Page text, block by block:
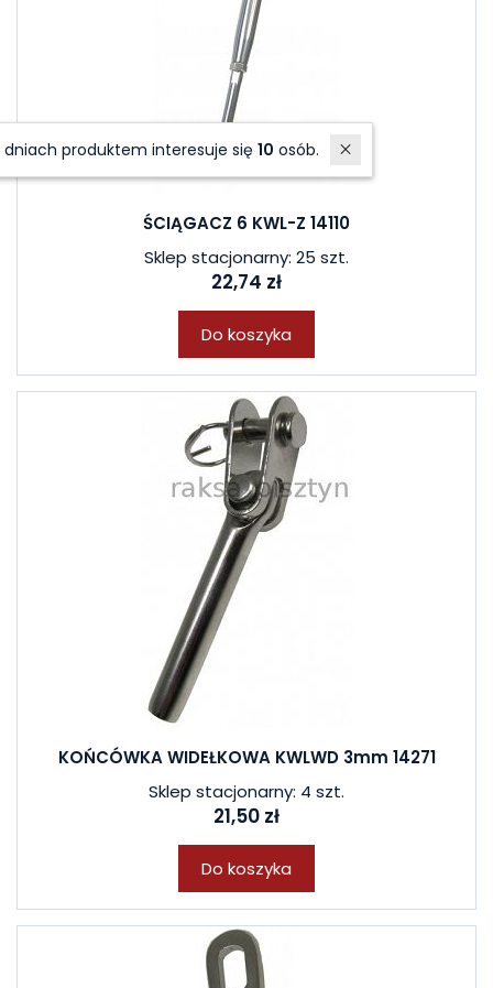
ŚCIĄGACZ 6 KWL-Z 14110
Sklep stacjonarny: 25 szt.
22,74 zł
Do koszyka
KOŃCÓWKA WIDEŁKOWA KWLWD 3mm 14271
Sklep stacjonarny: 4 szt.
21,50 zł
Do koszyka
W ostatnich 7 dniach produktem interesuje się